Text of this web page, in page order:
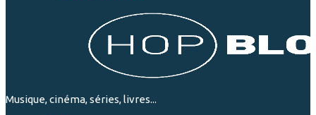
Musique, cinéma, séries, livres...